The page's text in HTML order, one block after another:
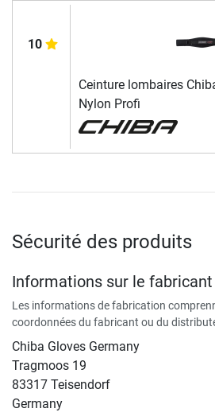
10
Ceinture lombaires
Nylon Profi
Sécurité des produits
Informations sur le fabricant
Les informations de fabrication
coordonnées du fabricant ou du
Chiba Gloves Germany
Tragmoos 19
83317 Teisendorf
Germany